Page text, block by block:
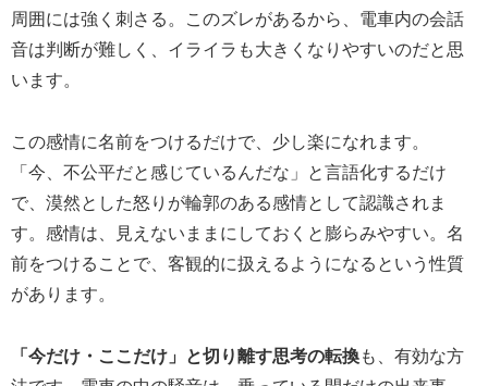
周囲には強く刺さる。このズレがあるから、電車内の会話
音は判断が難しく、イライラも大きくなりやすいのだと思
います。
この感情に名前をつけるだけで、少し楽になれます。
「今、不公平だと感じているんだな」と言語化するだけ
で、漠然とした怒りが輪郭のある感情として認識されま
す。感情は、見えないままにしておくと膨らみやすい。名
前をつけることで、客観的に扱えるようになるという性質
があります。
「今だけ・ここだけ」と切り離す思考の転換も、有効な方